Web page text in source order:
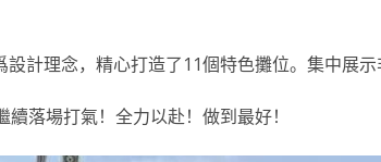
計理念，精心打造了11個特色攤位。集中展
續落場打氣！全力以赴！做到最好！